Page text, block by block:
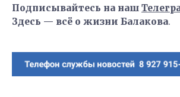
Подписывайтесь на наш
Здесь — всё о жизни Балакова.